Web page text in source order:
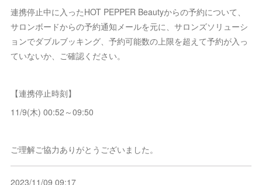
連携停止中に入ったHOT PEPPER Beautyからの予約について、
サロンボードからの予約通知メールを元に、サロンズソリューシ
ョンでダブルブッキング、予約可能数の上限を超えて予約が入っ
ていないか、ご確認ください。
【連携停止時刻】
11/9(木) 00:52～09:50
ご理解ご協力ありがとうございました。
2023/11/09 09:17